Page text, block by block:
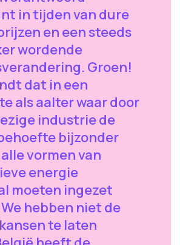
in tijden van dure
en een steeds
wordende
Groen!
dat in een
als aalter waar door
industrie de
bijzonder
vormen van
energie
moeten ingezet
hebben niet de
te laten